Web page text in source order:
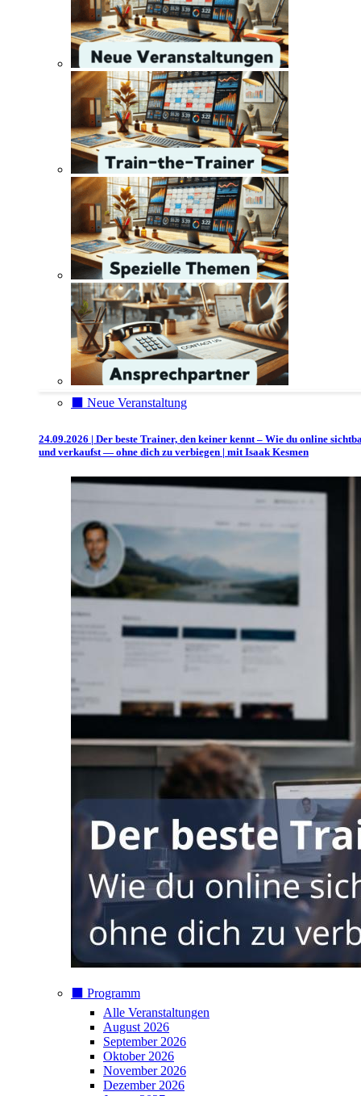
⬛️ Neue Veranstaltung
24.09.2026 | Der beste Trainer, den keiner kennt – Wie du online
und verkaufst — ohne dich zu verbiegen | mit Isaak Kesmen
⬛️ Programm
Alle Veranstaltungen
August 2026
September 2026
Oktober 2026
November 2026
Dezember 2026